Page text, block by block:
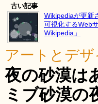
古い記事
Wikipediaが更新
可視化するWeb
Wikipedia」
アートとデザ
夜の砂漠は
ミブ砂漠の